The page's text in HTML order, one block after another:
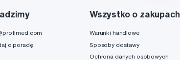
o poradę
Wszystko o zakupach
Warunki handlowe
Sposoby dostawy
Ochrona danych osobowych